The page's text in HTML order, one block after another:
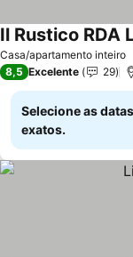
Casa/apartamento inteiro
8,5 Excelente 29
Selecione as
exatos.